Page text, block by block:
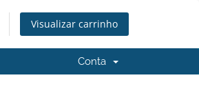
Visualizar carrinho
Conta